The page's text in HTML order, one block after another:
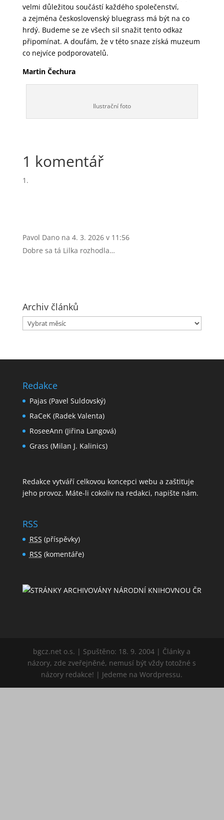
velmi důležitou součástí každého společenství,
a zejména československý bluegrass má být na co
hrdý. Budeme se ze všech sil snažit tento odkaz
připomínat. A doufám, že v této snaze získá muzeum
co nejvíce podporovatelů.
Martin Čechura
Ilustrační foto
1 komentář
Pavol Dano na 4. 3. 2026 v 11:56
Dobre sa tá Lilka rozhodla…
Archiv článků
Archiv
článků
Redakce
Pajas (Pavel Suldovský)
RaCeK (Radek Valenta)
RoseeAnn (Jiřina Langová)
Grass (Milan J. Kalinics)
Redakce vytváří celkovou koncepci webu a zaštiťuje
jeho provoz. Máte-li cokoliv na redakci, napište nám.
RSS
RSS (příspěvky)
RSS (komentáře)
bgcz.net o.s. | Spuštěno: 18. 9. 2004 | Články a
názory, zde zveřejněné, nemusí být vždy totožné s
názory redakce! | Jedeme na Wordpressu.